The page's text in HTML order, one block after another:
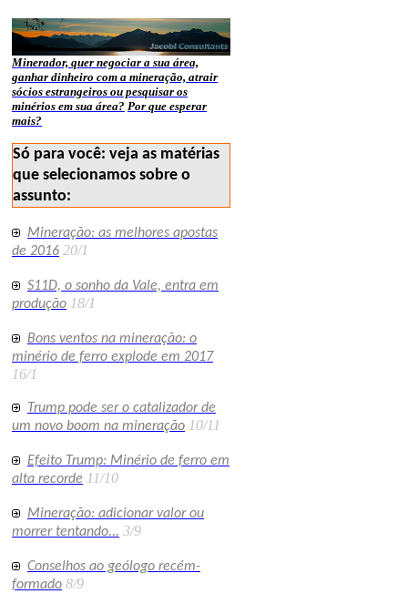
Minerador, quer negociar a sua área,
ganhar dinheiro com a mineração, atrair
sócios estrangeiros ou pesquisar os
minérios em sua área? Por que esperar
mais?
Só para você: veja as matérias
que selecionamos sobre o
assunto:
Mineração: as melhores apostas
de 2016 20/1
S11D, o sonho da Vale, entra em
produção 18/1
Bons ventos na mineração: o
minério de ferro explode em 2017
16/1
Trump pode ser o catalizador de
um novo boom na mineração 10/11
Efeito Trump: Minério de ferro em
alta recorde 11/10
Mineração: adicionar valor ou
morrer tentando... 3/9
Conselhos ao geólogo recém-
formado 8/9